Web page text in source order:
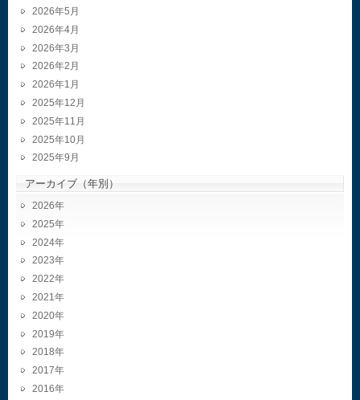
2026年5月
2026年4月
2026年3月
2026年2月
2026年1月
2025年12月
2025年11月
2025年10月
2025年9月
アーカイブ（年別）
2026
2025
2024
2023
2022
2021
2020
2019
2018
2017
2016